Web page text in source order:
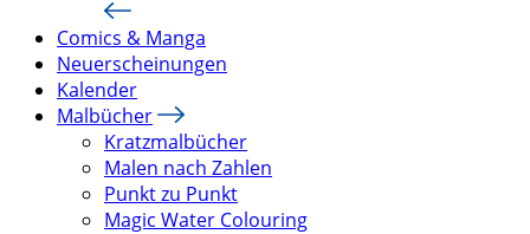
Comics & Manga
Neuerscheinungen
Kalender
Malbücher
Kratzmalbücher
Malen nach Zahlen
Punkt zu Punkt
Magic Water Colouring